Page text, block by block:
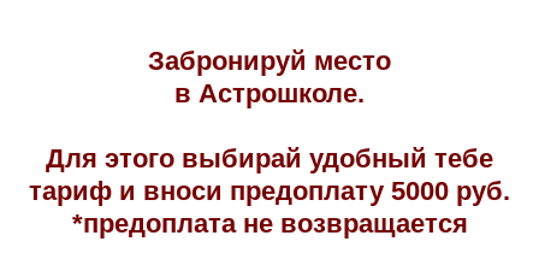
Забронируй место
в Астрошколе.
Для этого выбирай удобный тебе
тариф и вноси предоплату 5000 руб.
*предоплата не возвращается